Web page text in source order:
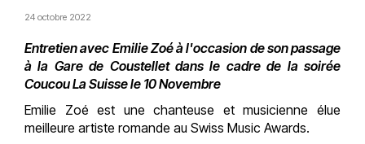
24 octobre 2022
Entretien avec Emilie Zoé à l'occasion de son passage
à la Gare de Coustellet dans le cadre de la soirée
Coucou La Suisse le 10 Novembre
Emilie Zoé est une chanteuse et musicienne élue
meilleure artiste romande au Swiss Music Awards.